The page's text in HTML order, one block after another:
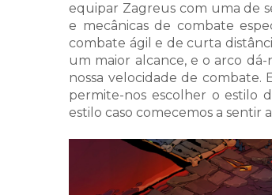
equipar Zagreus com uma de
e mecânicas de combate
combate ágil e de curta
um maior alcance, e o arco
nossa velocidade de combate.
permite-nos escolher o estilo
estilo caso comecemos a sentir